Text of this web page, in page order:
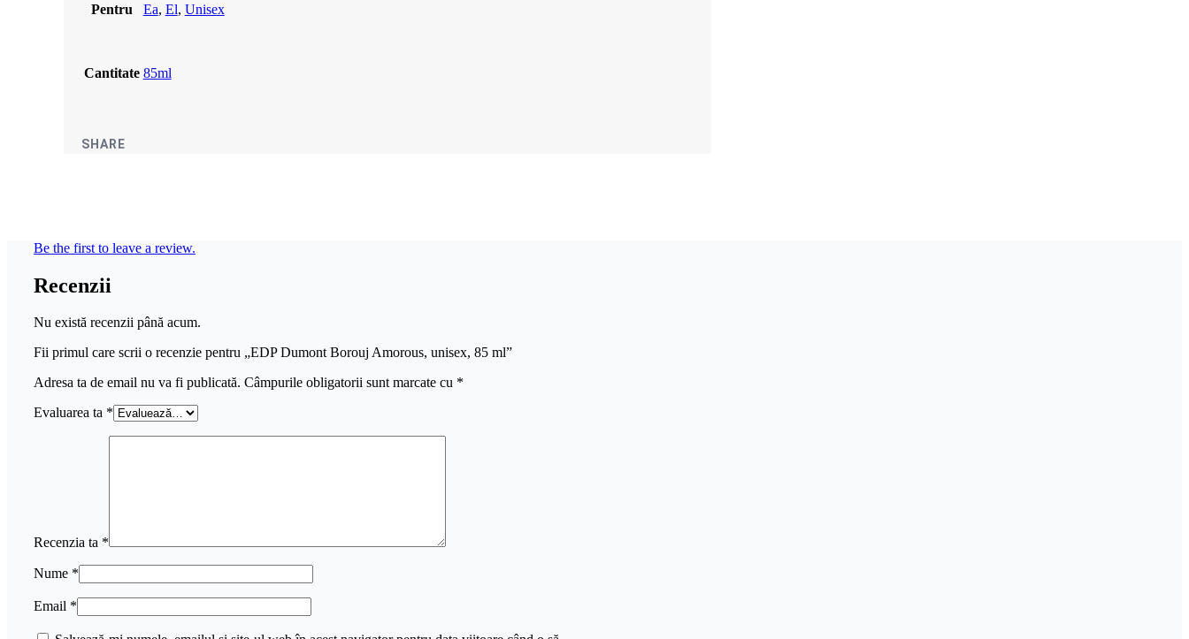
Pentru Ea, El, Unisex
Cantitate 85ml
SHARE
Be the first to leave a review.
Recenzii
Nu există recenzii până acum.
Fii primul care scrii o recenzie pentru „EDP Dumont Borouj Amorous, unisex, 85 ml”
Adresa ta de email nu va fi publicată. Câmpurile obligatorii sunt marcate cu *
Evaluarea ta *
Recenzia ta *
Nume *
Email *